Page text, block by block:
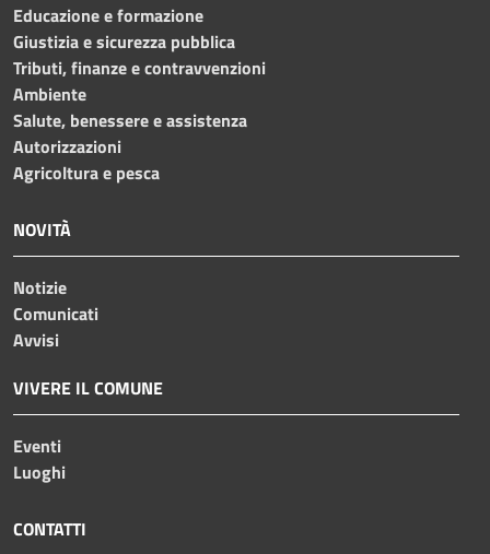
Educazione e formazione
Giustizia e sicurezza pubblica
Tributi, finanze e contravvenzioni
Ambiente
Salute, benessere e assistenza
Autorizzazioni
Agricoltura e pesca
NOVITÀ
Notizie
Comunicati
Avvisi
VIVERE IL COMUNE
Eventi
Luoghi
CONTATTI